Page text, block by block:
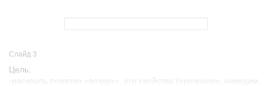
Слайд 3
Цель:
-раскрыть понятие «воздух», его свойства (прозрачен, невидим,